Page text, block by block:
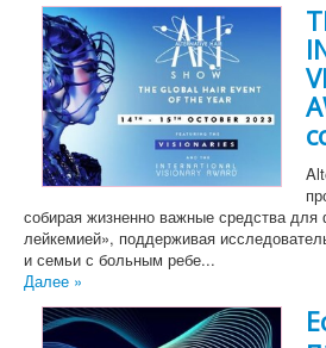
собирая жизненно важные средства
лейкемией», поддерживая
и семьи с больным ребе...
Далее »